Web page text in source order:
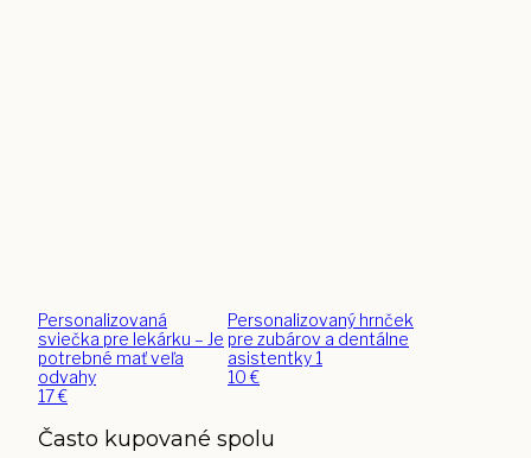
Personalizovaná
sviečka pre lekárku – Je
potrebné mať veľa
odvahy
17€
Personalizovaný hrnček
pre zubárov a dentálne
asistentky 1
10€
Často kupované spolu